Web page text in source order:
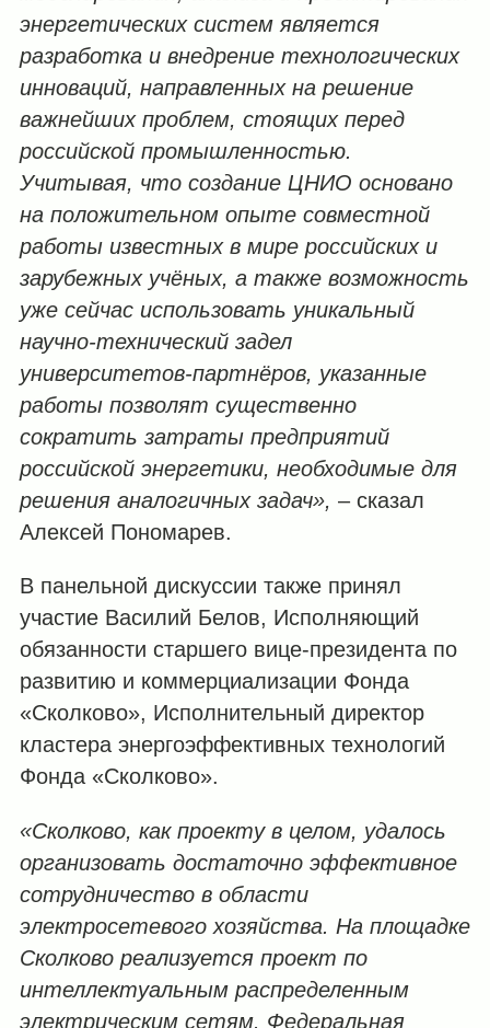
энергетических систем является
разработка и внедрение технологических
инноваций, направленных на решение
важнейших проблем, стоящих перед
российской промышленностью.
Учитывая, что создание ЦНИО основано
на положительном опыте совместной
работы известных в мире российских и
зарубежных учёных, а также возможность
уже сейчас использовать уникальный
научно-технический задел
университетов-партнёров, указанные
работы позволят существенно
сократить затраты предприятий
российской энергетики, необходимые для
решения аналогичных задач», – сказал
Алексей Пономарев.
В панельной дискуссии также принял
участие Василий Белов, Исполняющий
обязанности старшего вице-президента по
развитию и коммерциализации Фонда
«Сколково», Исполнительный директор
кластера энергоэффективных технологий
Фонда «Сколково».
«Сколково, как проекту в целом, удалось
организовать достаточно эффективное
сотрудничество в области
электросетевого хозяйства. На площадке
Сколково реализуется проект по
интеллектуальным распределенным
электрическим сетям. Федеральная